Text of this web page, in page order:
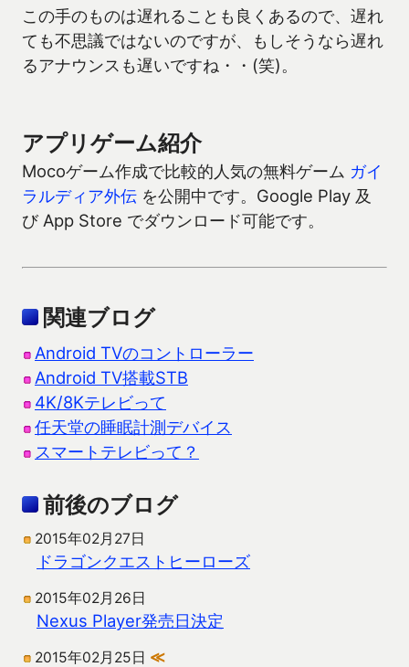
この手のものは遅れることも良くあるので、遅れ
ても不思議ではないのですが、もしそうなら遅れ
るアナウンスも遅いですね・・(笑)。
アプリゲーム紹介
Mocoゲーム作成で比較的人気の無料ゲーム ガイ
ラルディア外伝 を公開中です。Google Play 及
び App Store でダウンロード可能です。
関連ブログ
Android TVのコントローラー
Android TV搭載STB
4K/8Kテレビって
任天堂の睡眠計測デバイス
スマートテレビって？
前後のブログ
2015年02月27日
ドラゴンクエストヒーローズ
2015年02月26日
Nexus Player発売日決定
2015年02月25日 ≪